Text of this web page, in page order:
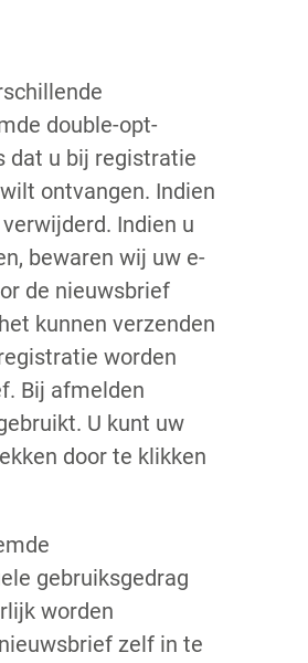
Deel deze pagina via...
double-opt-
dat u bij registratie
ontvangen. Indien
Indien u
bewaren wij uw e-
de nieuwsbrief
kunnen verzenden
worden
Bij afmelden
U kunt uw
door te klikken
gebruiksgedrag
worden
zelf in te